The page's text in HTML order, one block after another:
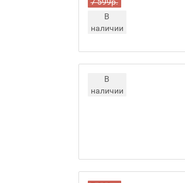
В
наличии
В
наличии